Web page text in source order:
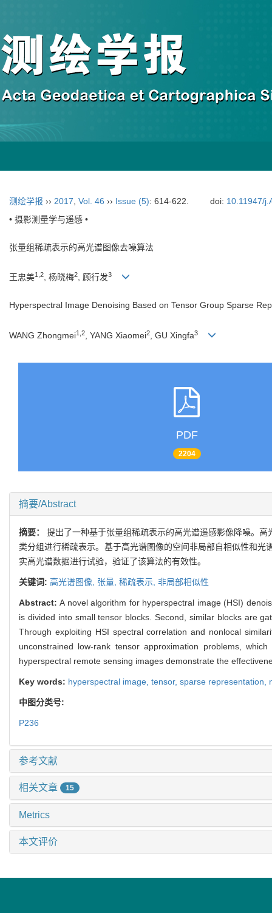
测绘学报 ›› 2017 Vol. 46 ›› Issue (5): 614-622. doi: 10.11947/
• 摄影测量学与遥感 •
张量组稀疏表示的高光谱图像去噪算法
王忠美1,2, 杨晓梅2, 顾行发3
Hyperspectral Image Denoising Based on Tensor Group Sparse
WANG Zhongmei1,2 , YANG Xiaomei2 , GU Xingfa3
PDF
2204
摘要/Abstract
摘要： 提出了一种基于张量组稀疏表示的高光谱遥感影像降噪。
类分组进行稀疏表示。基于高光谱图像的空间非局部自相似性和
实高光谱数据进行试验，验证了该算法的有效性。
关键词: 高光谱图像, 张量, 稀疏表示, 非局部相似性
Abstract:A novel algorithm for hyperspectral image (HSI)
is divided into small tensor blocks. Second, similar blocks are
Through exploiting HSI spectral correlation and nonlocal
unconstrained low-rank tensor approximation problems,
hyperspectral remote sensing images demonstrate the
Key words: hyperspectral image, tensor, sparse representation,
中图分类号:
P236
参考文献
相关文章 15
Metrics
本文评价